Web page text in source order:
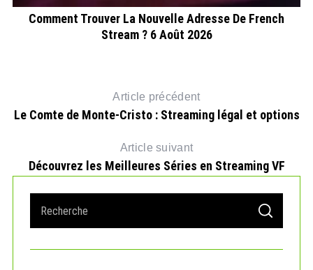
Comment Trouver La Nouvelle Adresse De French
Stream ? 6 Août 2026
Article précédent
Le Comte de Monte-Cristo : Streaming légal et options
Article suivant
Découvrez les Meilleures Séries en Streaming VF
a
r
S
A
C